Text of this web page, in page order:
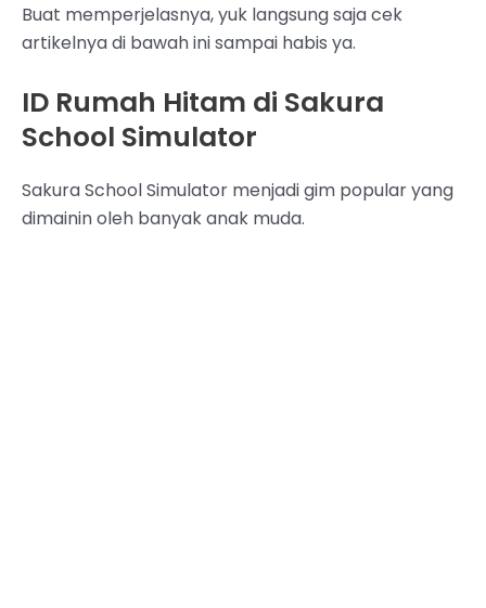
Buat memperjelasnya, yuk langsung saja cek
artikelnya di bawah ini sampai habis ya.
ID Rumah Hitam di Sakura
School Simulator
Sakura School Simulator menjadi gim popular yang
dimainin oleh banyak anak muda.